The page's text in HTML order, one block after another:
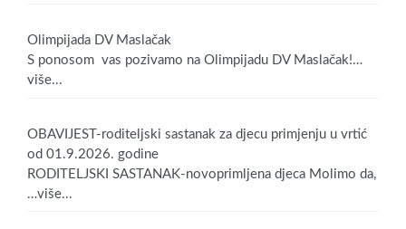
Olimpijada DV Maslačak
S ponosom vas pozivamo na Olimpijadu DV Maslačak!…
više...
OBAVIJEST-roditeljski sastanak za djecu primjenju u vrtić
od 01.9.2026. godine
RODITELJSKI SASTANAK-novoprimljena djeca Molimo da,
…više...